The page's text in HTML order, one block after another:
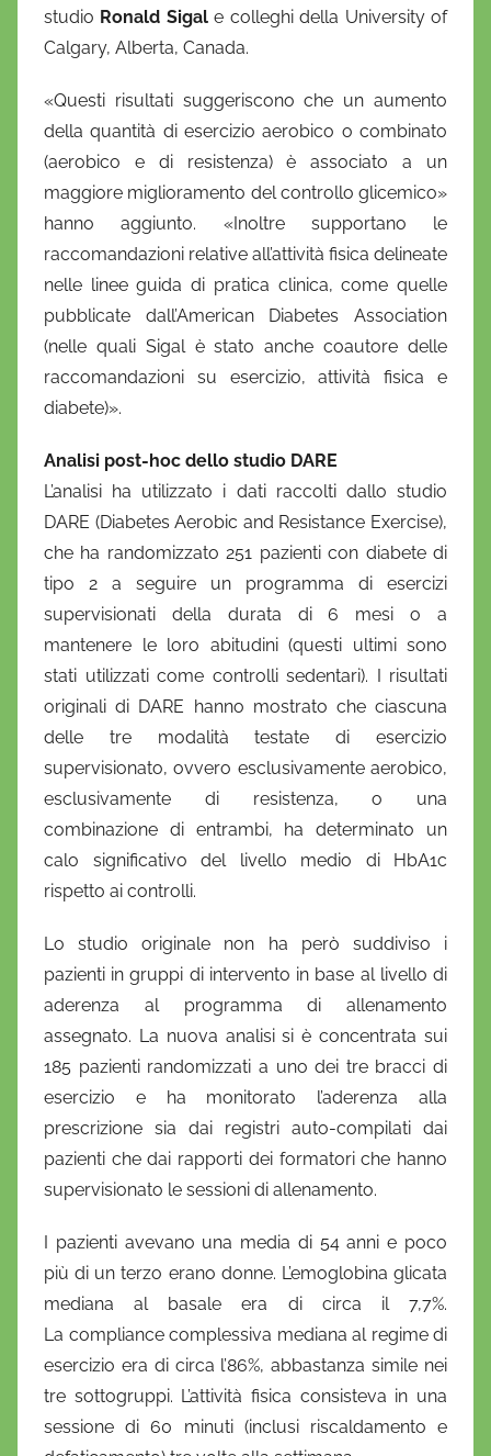
studio Ronald Sigale colleghi della University of
Calgary, Alberta, Canada.
«Questi risultati suggeriscono che un aumento
della quantità di esercizio aerobico o combinato
(aerobico e di resistenza) è associato a un
maggiore miglioramento del controllo glicemico»
hanno aggiunto. «Inoltre supportano le
raccomandazioni relative all’attività fisica delineate
nelle linee guida di pratica clinica, come quelle
pubblicate dall’American Diabetes Association
(nelle quali Sigal è stato anche coautore delle
raccomandazioni su esercizio, attività fisica e
diabete)».
Analisi post-hoc dello studio DARE
L’analisi ha utilizzato i dati raccolti dallo studio
DARE (Diabetes Aerobic and Resistance Exercise),
che ha randomizzato 251 pazienti con diabete di
tipo 2 a seguire un programma di esercizi
supervisionati della durata di 6 mesi o a
mantenere le loro abitudini (questi ultimi sono
stati utilizzati come controlli sedentari). I risultati
originali di DARE hanno mostrato che ciascuna
delle tre modalità testate di esercizio
supervisionato, ovvero esclusivamente aerobico,
esclusivamente di resistenza, o una
combinazione di entrambi, ha determinato un
calo significativo del livello medio di HbA1c
rispetto ai controlli.
Lo studio originale non ha però suddiviso i
pazienti in gruppi di intervento in base al livello di
aderenza al programma di allenamento
assegnato. La nuova analisi si è concentrata sui
185 pazienti randomizzati a uno dei tre bracci di
esercizio e ha monitorato l’aderenza alla
prescrizione sia dai registri auto-compilati dai
pazienti che dai rapporti dei formatori che hanno
supervisionato le sessioni di allenamento.
I pazienti avevano una media di 54 anni e poco
più di un terzo erano donne. L’emoglobina glicata
mediana al basale era di circa il 7,7%.
La compliance complessiva mediana al regime di
esercizio era di circa l’86%, abbastanza simile nei
tre sottogruppi. L’attività fisica consisteva in una
sessione di 60 minuti (inclusi riscaldamento e